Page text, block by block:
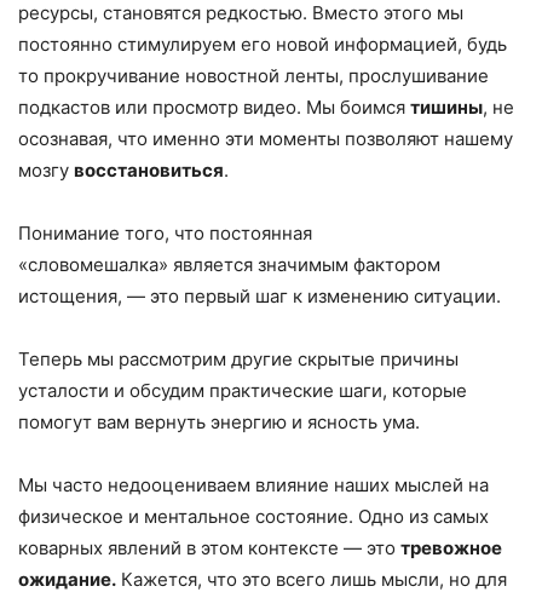
ресурсы, становятся редкостью. Вместо этого мы
постоянно стимулируем его новой информацией, будь
то прокручивание новостной ленты, прослушивание
подкастов или просмотр видео. Мы боимся тишины, не
осознавая, что именно эти моменты позволяют нашему
мозгу восстановиться.
Понимание того, что постоянная
«словомешалка» является значимым фактором
истощения, — это первый шаг к изменению ситуации.
Теперь мы рассмотрим другие скрытые причины
усталости и обсудим практические шаги, которые
помогут вам вернуть энергию и ясность ума.
Мы часто недооцениваем влияние наших мыслей на
физическое и ментальное состояние. Одно из самых
коварных явлений в этом контексте — это тревожное
ожидание. Кажется, что это всего лишь мысли, но для